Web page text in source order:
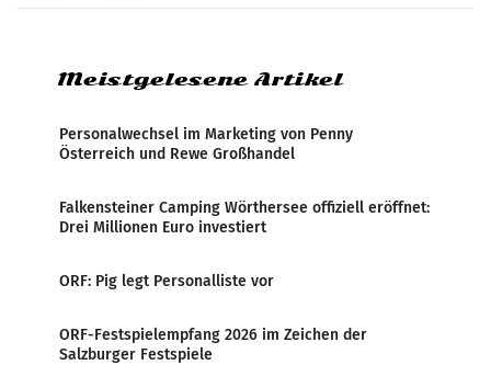
systematische Nachrichten-Manipulation und
Meistgelesene Artikel
Personalwechsel im Marketing von Penny
Österreich und Rewe Großhandel
Falkensteiner Camping Wörthersee offiziell eröffnet:
Drei Millionen Euro investiert
ORF: Pig legt Personalliste vor
ORF-Festspielempfang 2026 im Zeichen der
Salzburger Festspiele